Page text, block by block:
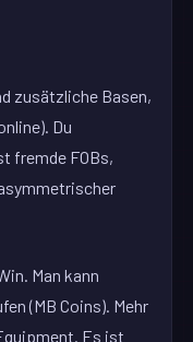
zusätzliche Basen,
Du
fremde FOBs,
Man kann
(MB Coins). Mehr
Es ist